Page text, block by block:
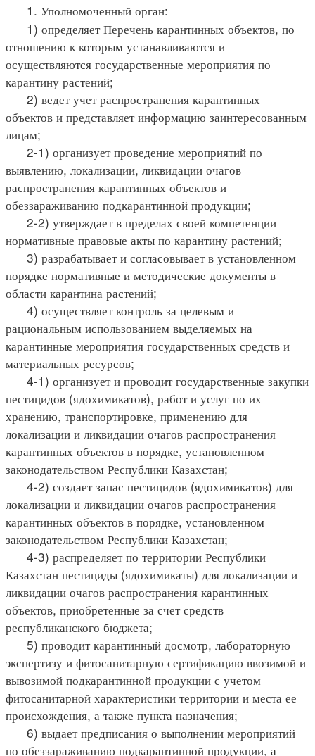
1. Уполномоченный орган:
1) определяет Перечень карантинных объектов, по
отношению к которым устанавливаются и
осуществляются государственные мероприятия по
карантину растений;
2) ведет учет распространения карантинных
объектов и представляет информацию заинтересованным
лицам;
2-1) организует проведение мероприятий по
выявлению, локализации, ликвидации очагов
распространения карантинных объектов и
обеззараживанию подкарантинной продукции;
2-2) утверждает в пределах своей компетенции
нормативные правовые акты по карантину растений;
3) разрабатывает и согласовывает в установленном
порядке нормативные и методические документы в
области карантина растений;
4) осуществляет контроль за целевым и
рациональным использованием выделяемых на
карантинные мероприятия государственных средств и
материальных ресурсов;
4-1) организует и проводит государственные закупки
пестицидов (ядохимикатов), работ и услуг по их
хранению, транспортировке, применению для
локализации и ликвидации очагов распространения
карантинных объектов в порядке, установленном
законодательством Республики Казахстан;
4-2) создает запас пестицидов (ядохимикатов) для
локализации и ликвидации очагов распространения
карантинных объектов в порядке, установленном
законодательством Республики Казахстан;
4-3) распределяет по территории Республики
Казахстан пестициды (ядохимикаты) для локализации и
ликвидации очагов распространения карантинных
объектов, приобретенные за счет средств
республиканского бюджета;
5) проводит карантинный досмотр, лабораторную
экспертизу и фитосанитарную сертификацию ввозимой и
вывозимой подкарантинной продукции с учетом
фитосанитарной характеристики территории и места ее
происхождения, а также пункта назначения;
6) выдает предписания о выполнении мероприятий
по обеззараживанию подкарантинной продукции, а